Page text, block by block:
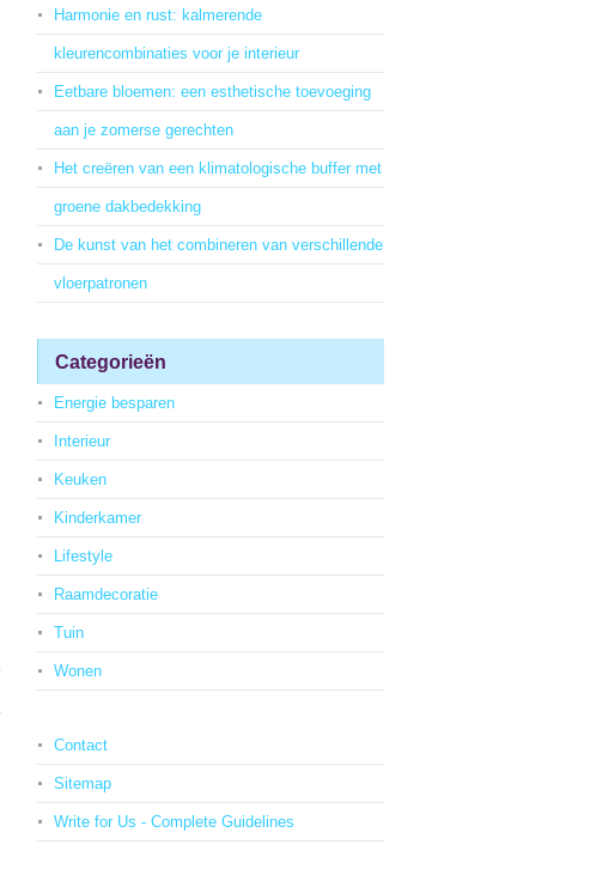
Harmonie en rust: kalmerende
kleurencombinaties voor je interieur
Eetbare bloemen: een esthetische toevoeging
aan je zomerse gerechten
Het creëren van een klimatologische buffer met
groene dakbedekking
De kunst van het combineren van verschillende
vloerpatronen
Categorieën
Energie besparen
Interieur
Keuken
Kinderkamer
Lifestyle
Raamdecoratie
Tuin
Wonen
Contact
Sitemap
Write for Us - Complete Guidelines